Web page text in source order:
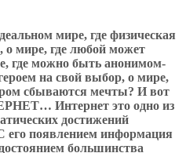
мире, где физическая
о мире, где любой может
где можно быть анонимом-
на свой выбор, о мире,
сбываются мечты? И вот
Интернет это одно из
достижений
его появлением информация
большинства